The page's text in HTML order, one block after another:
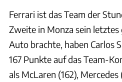
Ferrari ist das Team der
Zweite in Monza sein
Auto brachte, haben Carlos
167 Punkte auf das Team-
als McLaren (162),